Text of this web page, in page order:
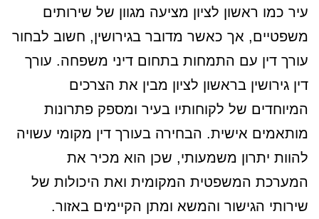
עיר כמו ראשון לציון מציעה מגוון של שירותים
משפטיים, אך כאשר מדובר בגירושין, חשוב לבחור
עורך דין עם התמחות בתחום דיני משפחה. עורך
דין גירושין בראשון לציון מבין את הצרכים
המיוחדים של לקוחותיו בעיר ומספק פתרונות
מותאמים אישית. הבחירה בעורך דין מקומי עשויה
להוות יתרון משמעותי, שכן הוא מכיר את
המערכת המשפטית המקומית ואת היכולות של
שירותי הגישור והמשא ומתן הקיימים באזור.